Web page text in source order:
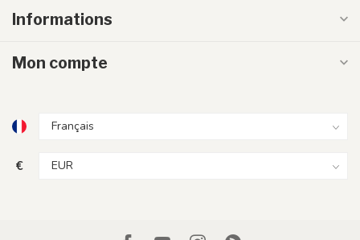
Informations
Mon compte
€